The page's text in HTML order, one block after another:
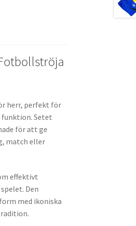
herr, perfekt för
Setet
för att ge
match eller
effektivt
Den
med ikoniska